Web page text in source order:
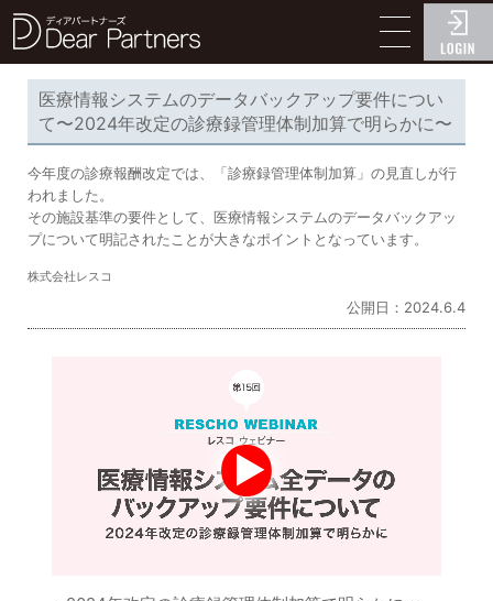
ディアパートナーズ
医療情報システムのデータバックアップ要件につい
て〜2024年改定の診療録管理体制加算で明らかに〜
今年度の診療報酬改定では、「診療録管理体制加算」の見直しが行
われました。
その施設基準の要件として、医療情報システムのデータバックアッ
プについて明記されたことが大きなポイントとなっています。
株式会社レスコ
公開日：2024.6.4